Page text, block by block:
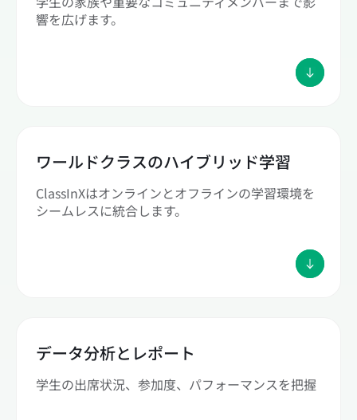
響を広げます。
ワールドクラスのハイブリッド学習
ClassInXはオンラインとオフラインの学習環境を
シームレスに統合します。
データ分析とレポート
学生の出席状況、参加度、パフォーマンスを把握